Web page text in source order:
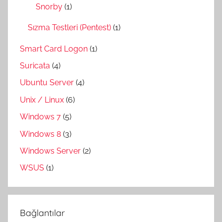
Snorby (1)
Sızma Testleri (Pentest) (1)
Smart Card Logon (1)
Suricata (4)
Ubuntu Server (4)
Unix / Linux (6)
Windows 7 (5)
Windows 8 (3)
Windows Server (2)
WSUS (1)
Bağlantılar